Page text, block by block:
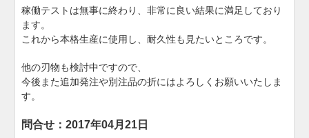
稼働テストは無事に終わり、非常に良い結果に満足しており
ます。
これから本格生産に使用し、耐久性も見たいところです。
他の刃物も検討中ですので、
今後また追加発注や別注品の折にはよろしくお願いいたしま
す。
問合せ：2017年04月21日